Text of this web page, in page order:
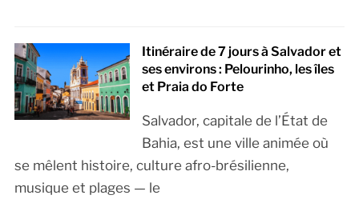
Itinéraire de 7 jours à Salvador et
ses environs : Pelourinho, les îles
et Praia do Forte
Salvador, capitale de l’État de
Bahia, est une ville animée où
se mêlent histoire, culture afro-brésilienne,
musique et plages — le